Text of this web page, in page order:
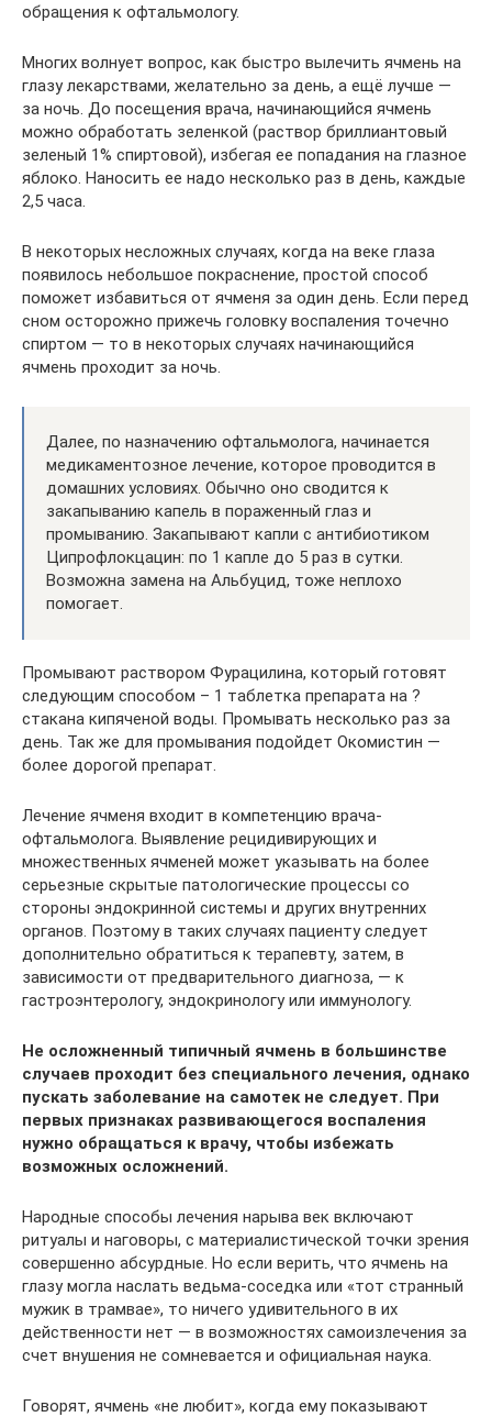
обращения к офтальмологу.
Многих волнует вопрос, как быстро вылечить ячмень на
глазу лекарствами, желательно за день, а ещё лучше —
за ночь. До посещения врача, начинающийся ячмень
можно обработать зеленкой (раствор бриллиантовый
зеленый 1% спиртовой), избегая ее попадания на глазное
яблоко. Наносить ее надо несколько раз в день, каждые
2,5 часа.
В некоторых несложных случаях, когда на веке глаза
появилось небольшое покраснение, простой способ
поможет избавиться от ячменя за один день. Если перед
сном осторожно прижечь головку воспаления точечно
спиртом — то в некоторых случаях начинающийся
ячмень проходит за ночь.
Далее, по назначению офтальмолога, начинается
медикаментозное лечение, которое проводится в
домашних условиях. Обычно оно сводится к
закапыванию капель в пораженный глаз и
промыванию. Закапывают капли с антибиотиком
Ципрофлокцацин: по 1 капле до 5 раз в сутки.
Возможна замена на Альбуцид, тоже неплохо
помогает.
Промывают раствором Фурацилина, который готовят
следующим способом – 1 таблетка препарата на ?
стакана кипяченой воды. Промывать несколько раз за
день. Так же для промывания подойдет Окомистин —
более дорогой препарат.
Лечение ячменя входит в компетенцию врача-
офтальмолога. Выявление рецидивирующих и
множественных ячменей может указывать на более
серьезные скрытые патологические процессы со
стороны эндокринной системы и других внутренних
органов. Поэтому в таких случаях пациенту следует
дополнительно обратиться к терапевту, затем, в
зависимости от предварительного диагноза, — к
гастроэнтерологу, эндокринологу или иммунологу.
Не осложненный типичный ячмень в большинстве
случаев проходит без специального лечения, однако
пускать заболевание на самотек не следует. При
первых признаках развивающегося воспаления
нужно обращаться к врачу, чтобы избежать
возможных осложнений.
Народные способы лечения нарыва век включают
ритуалы и наговоры, с материалистической точки зрения
совершенно абсурдные. Но если верить, что ячмень на
глазу могла наслать ведьма-соседка или «тот странный
мужик в трамвае», то ничего удивительного в их
действенности нет — в возможностях самоизлечения за
счет внушения не сомневается и официальная наука.
Говорят, ячмень «не любит», когда ему показывают